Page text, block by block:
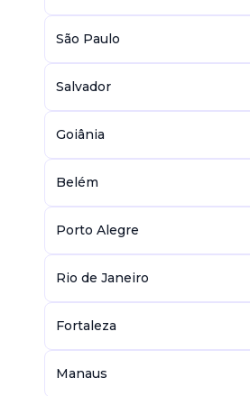
São Paulo
Salvador
Goiânia
Belém
Porto Alegre
Rio de Janeiro
Fortaleza
Manaus